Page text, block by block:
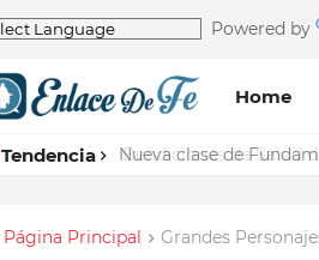
Powered by
Home
Tendencia Nueva clase de
Página Principal Grandes